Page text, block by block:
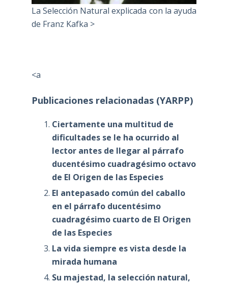
La Selección Natural explicada con la ayuda
de Franz Kafka >
<a
Publicaciones relacionadas (YARPP)
Ciertamente una multitud de
dificultades se le ha ocurrido al
lector antes de llegar al párrafo
ducentésimo cuadragésimo octavo
de El Origen de las Especies
El antepasado común del caballo
en el párrafo ducentésimo
cuadragésimo cuarto de El Origen
de las Especies
La vida siempre es vista desde la
mirada humana
Su majestad, la selección natural,